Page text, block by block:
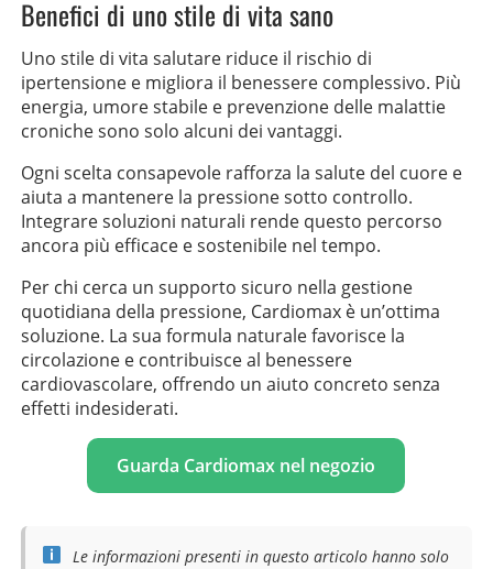
Benefici di uno stile di vita sano
Uno stile di vita salutare riduce il rischio di
ipertensione e migliora il benessere complessivo. Più
energia, umore stabile e prevenzione delle malattie
croniche sono solo alcuni dei vantaggi.
Ogni scelta consapevole rafforza la salute del cuore e
aiuta a mantenere la pressione sotto controllo.
Integrare soluzioni naturali rende questo percorso
ancora più efficace e sostenibile nel tempo.
Per chi cerca un supporto sicuro nella gestione
quotidiana della pressione, Cardiomax è un’ottima
soluzione. La sua formula naturale favorisce la
circolazione e contribuisce al benessere
cardiovascolare, offrendo un aiuto concreto senza
effetti indesiderati.
Guarda Cardiomax nel negozio
Le informazioni presenti in questo articolo hanno solo